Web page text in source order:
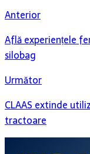
Anterior
Află experiențele
silobag
Următor
CLAAS extinde
tractoare